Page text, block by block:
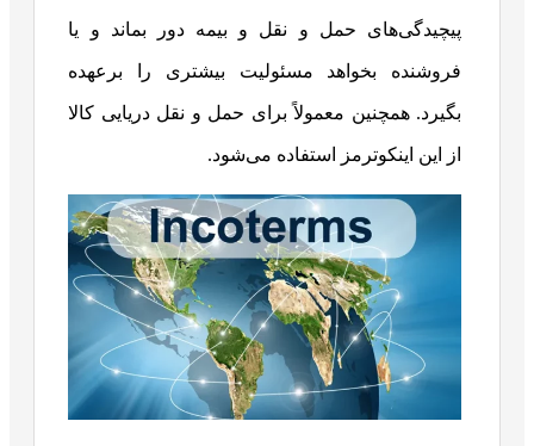
پیچیدگی‌های حمل و نقل و بیمه دور بماند و یا
فروشنده بخواهد مسئولیت بیشتری را برعهده
بگیرد. همچنین معمولاً برای حمل و نقل دریایی کالا
از این اینکوترمز استفاده می‌شود.